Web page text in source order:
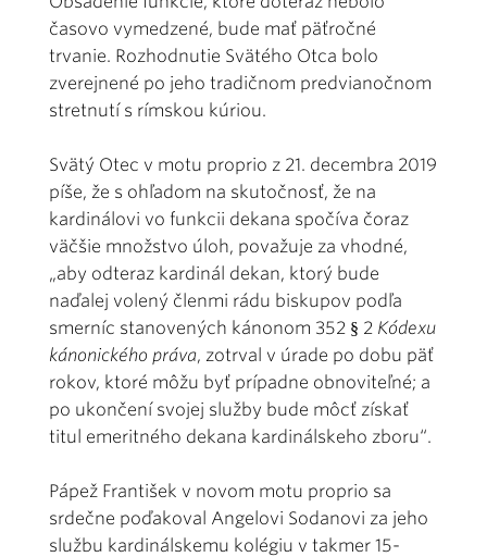
časovo vymedzené, bude mať päťročné
trvanie. Rozhodnutie Svätého Otca bolo
zverejnené po jeho tradičnom predvianočnom
stretnutí s rímskou kúriou.
Svätý Otec v motu proprio z 21. decembra 2019
píše, že s ohľadom na skutočnosť, že na
kardinálovi vo funkcii dekana spočíva čoraz
väčšie množstvo úloh, považuje za vhodné,
„aby odteraz kardinál dekan, ktorý bude
naďalej volený členmi rádu biskupov podľa
smerníc stanovených kánonom 352 § 2 Kódexu
kánonického práva, zotrval v úrade po dobu päť
rokov, ktoré môžu byť prípadne obnoviteľné; a
po ukončení svojej služby bude môcť získať
titul emeritného dekana kardinálskeho zboru“.
Pápež František v novom motu proprio sa
srdečne poďakoval Angelovi Sodanovi za jeho
službu kardinálskemu kolégiu v takmer 15-